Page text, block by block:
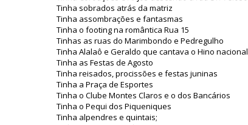
Tinha sobrados atrás da matriz
Tinha assombrações e fantasmas
Tinha o footing na romântica Rua 15
Tinhas as ruas do Marimbondo e Pedregulho
Tinha Alalaô e Geraldo que cantava o Hino nacional
Tinha as Festas de Agosto
Tinha reisados, procissões e festas juninas
Tinha a Praça de Esportes
Tinha o Clube Montes Claros e o dos Bancários
Tinha o Pequi dos Piqueniques
Tinha alpendres e quintais;